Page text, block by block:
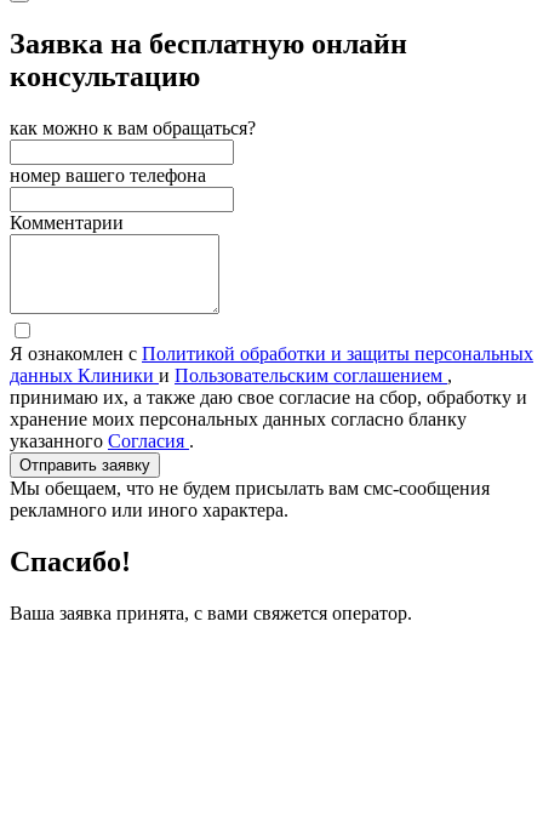
Заявка на бесплатную онлайн
консультацию
как можно к вам обращаться?
номер вашего телефона
Комментарии
Я ознакомлен с Политикой обработки и защиты персональных
данных Клиники и Пользовательским соглашением ,
принимаю их, а также даю свое согласие на сбор, обработку и
хранение моих персональных данных согласно бланку
указанного Согласия .
Отправить заявку
Мы обещаем, что не будем присылать вам смс-сообщения
рекламного или иного характера.
Спасибо!
Ваша заявка принята, с вами свяжется оператор.